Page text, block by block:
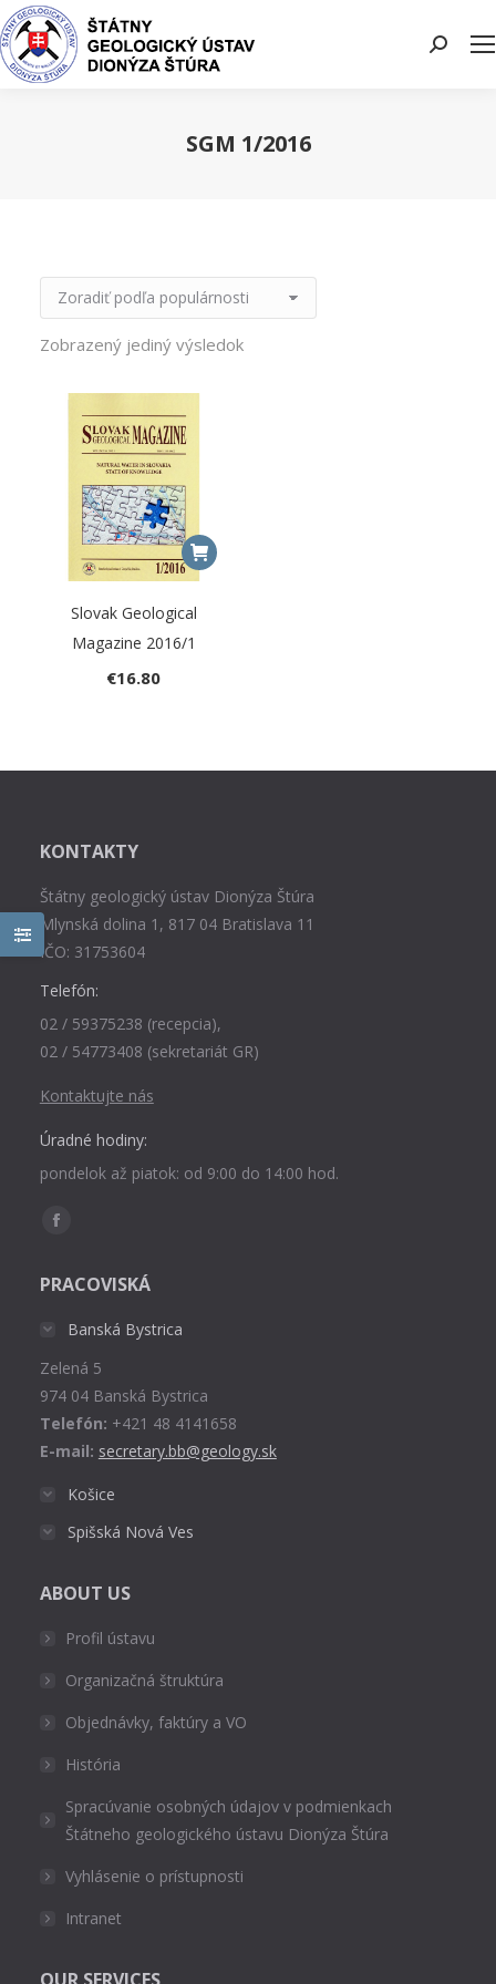
Search:
SGM 1/2016
Zobrazený jediný výsledok
Slovak Geological
Magazine 2016/1
€16.80
KONTAKTY
Štátny geologický ústav Dionýza Štúra
Mlynská dolina 1, 817 04 Bratislava 11
IČO: 31753604
Telefón:
02 / 59375238 (recepcia),
02 / 54773408 (sekretariát GR)
Kontaktujte nás
Úradné hodiny:
pondelok až piatok: od 9:00 do 14:00 hod.
Find us on:
Facebook
opens
window
PRACOVISKÁ
Banská Bystrica
Zelená 5
974 04 Banská Bystrica
Telefón: +421 48 4141658
E-mail: secretary.bb@geology.sk
Košice
Spišská Nová Ves
ABOUT US
Profil ústavu
Organizačná štruktúra
Objednávky, faktúry a VO
História
Spracúvanie osobných údajov v podmienkach
Štátneho geologického ústavu Dionýza Štúra
Vyhlásenie o prístupnosti
Intranet